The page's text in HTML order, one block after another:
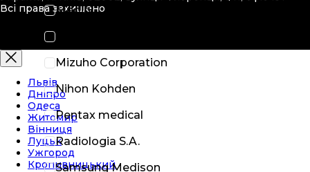
Medin
Mizuho Corporation
Nihon Kohden
Pentax medical
Radiologia S.A.
Samsung Medison
Всі права захищено
Львів
Дніпро
Одеса
Житомир
Вінниця
Луцьк
Ужгород
Кропивницький